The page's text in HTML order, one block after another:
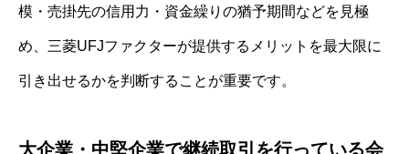
模・売掛先の信用力・資金繰りの猶予期間などを見極
め、三菱UFJファクターが提供するメリットを最大限に
引き出せるかを判断することが重要です。
大企業・中堅企業で継続取引を行っている会